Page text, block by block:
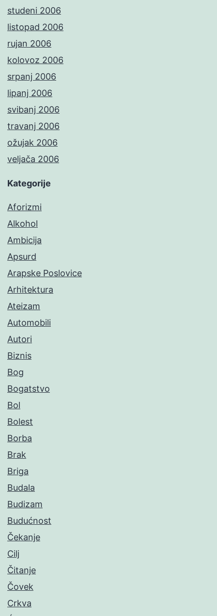
studeni 2006
listopad 2006
rujan 2006
kolovoz 2006
srpanj 2006
lipanj 2006
svibanj 2006
travanj 2006
ožujak 2006
veljača 2006
Kategorije
Aforizmi
Alkohol
Ambicija
Apsurd
Arapske Poslovice
Arhitektura
Ateizam
Automobili
Autori
Biznis
Bog
Bogatstvo
Bol
Bolest
Borba
Brak
Briga
Budala
Budizam
Budućnost
Čekanje
Cilj
Čitanje
Čovek
Crkva